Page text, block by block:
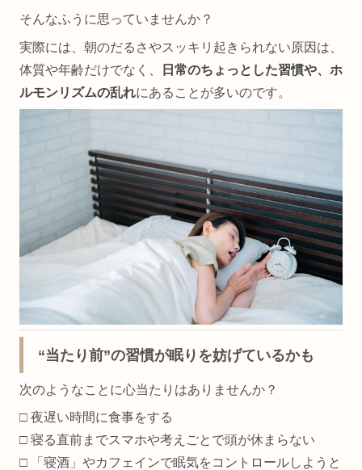
そんなふうに思っていませんか？
実際には、朝のだるさやスッキリ起きられない原因は、
体質や年齢だけでなく、
日常のちょっとした習慣や、ホ
ルモンリズムの乱れにあることが多いのです。
“当たり前”の習慣が眠りを妨げているかも
次のようなことに心当たりはありませんか？
□ 夜遅い時間に食事をする
□ 寝る直前までスマホや考えごとで頭が休まらない
□ 「寝酒」やカフェインで眠気をコントロールしようと